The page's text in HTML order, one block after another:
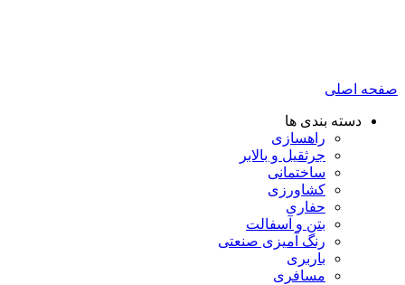
صفحه اصلی
دسته بندی ها
راهسازی
جرثقیل و بالابر
ساختمانی
کشاورزی
حفاری
بتن و آسفالت
رنگ آمیزی صنعتی
باربری
مسافری